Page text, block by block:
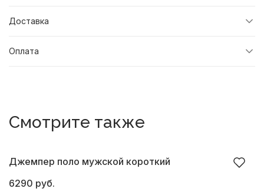
Доставка
Оплата
Смотрите также
Джемпер поло мужской короткий
6290 руб.